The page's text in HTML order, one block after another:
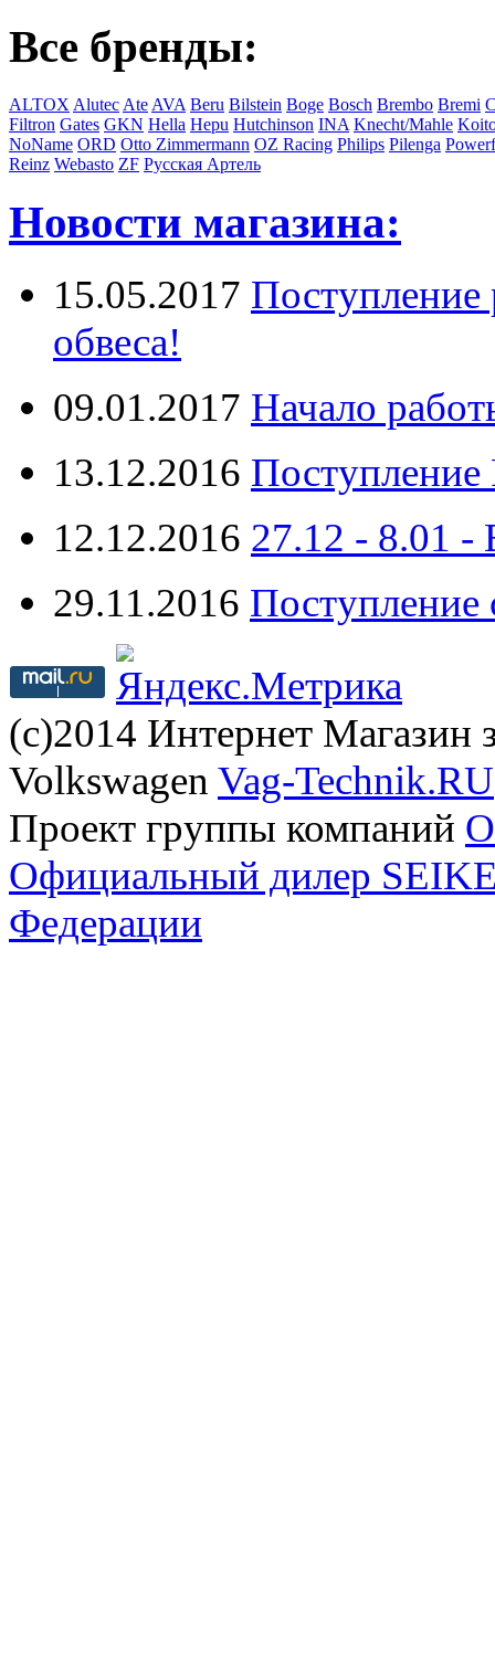
Все бренды:
ALTOX Alutec Ate AVA Beru Bilstein Boge Bosch Brembo Bremi
Filtron Gates GKN Hella Hepu Hutchinson INA Knecht/Mahle
NoName ORD Otto Zimmermann OZ Racing Philips Pilenga
Reinz Webasto ZF Русская Артель
Новости магазина:
15.05.2017 Поступление
обвеса!
09.01.2017 Начало
13.12.2016 Поступление
12.12.2016 27.12 -
29.11.2016 Поступление
(с)2014 Интернет Магазин
Volkswagen Vag-Technik.RU
Проект группы компаний
Официальный дилер
Федерации